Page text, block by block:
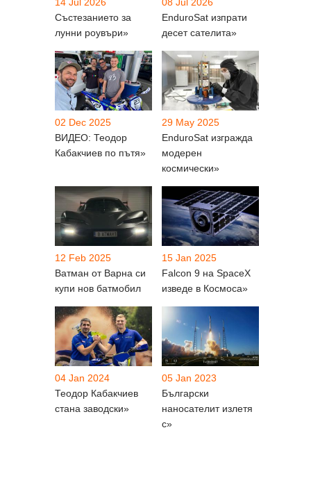
Състезанието за
лунни роувъри»
EnduroSat изпрати
десет сателита»
02 Dec 2025
ВИДЕО: Теодор
Кабакчиев по пътя»
29 May 2025
EnduroSat изгражда
модерен
космически»
12 Feb 2025
Ватман от Варна си
купи нов батмобил
15 Jan 2025
Falcon 9 на SpaceX
изведе в Космоса»
04 Jan 2024
Теодор Кабакчиев
стана заводски»
05 Jan 2023
Български
наносателит излетя
с»